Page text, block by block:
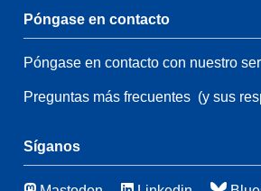
108
Póngase en contacto
Póngase en contacto con nuestro
Preguntas más frecuentes(y sus
Síganos